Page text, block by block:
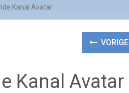
Kanal Avatar
VORIGE
Kanal Avatar